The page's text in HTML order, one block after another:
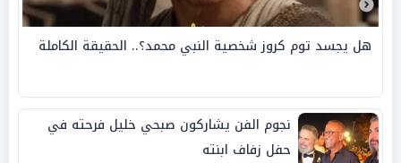
هل يجسد توم كروز شخصية النبي محمد؟.. الحقيقة الكاملة
نجوم الفن يشاركون صبحي خليل فرحته في
حفل زفاف ابنته